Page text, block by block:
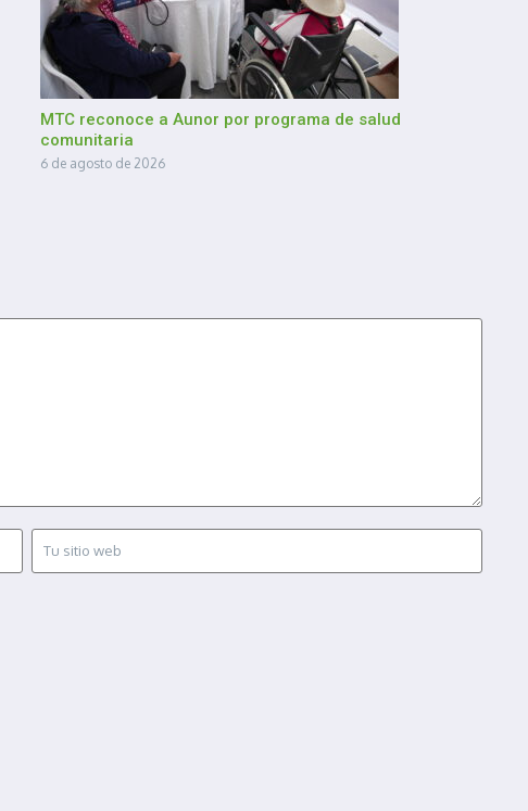
MTC reconoce a Aunor por programa de salud
comunitaria
6 de agosto de 2026